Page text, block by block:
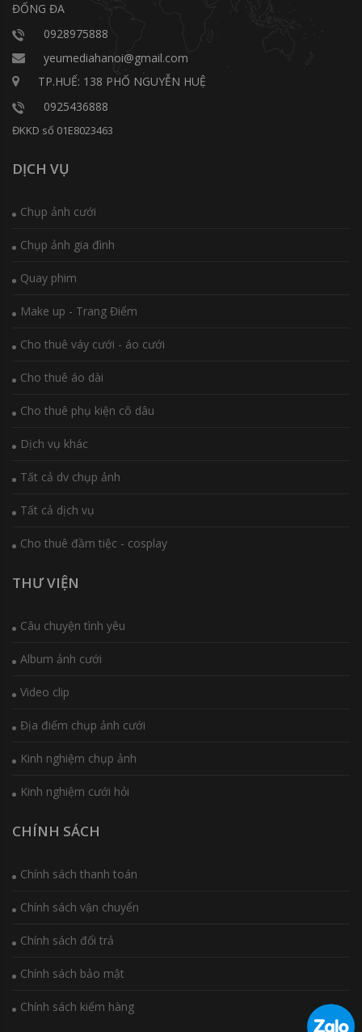
ĐỐNG ĐA
0928975888
yeumediahanoi@gmail.com
TP.HUẾ: 138 PHỐ NGUYỄN HUỆ
0925436888
ĐKKD số 01E8023463
DỊCH VỤ
Chụp ảnh cưới
Chụp ảnh gia đình
Quay phim
Make up - Trang Điểm
Cho thuê váy cưới - áo cưới
Cho thuê áo dài
Cho thuê phụ kiện cô dâu
Dịch vụ khác
Tất cả dv chụp ảnh
Tất cả dịch vụ
Cho thuê đầm tiệc - cosplay
THƯ VIỆN
Câu chuyện tình yêu
Album ảnh cưới
Video clip
Địa điểm chụp ảnh cưới
Kinh nghiệm chụp ảnh
Kinh nghiệm cưới hỏi
CHÍNH SÁCH
Chính sách thanh toán
Chính sách vận chuyển
Chính sách đổi trả
Chính sách bảo mật
Chính sách kiểm hàng